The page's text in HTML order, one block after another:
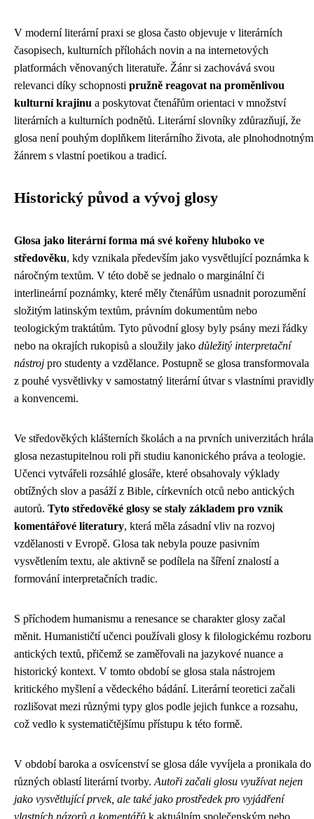
V moderní literární praxi se glosa často objevuje v literárních
časopisech, kulturních přílohách novin a na internetových
platformách věnovaných literatuře. Žánr si zachovává svou
relevanci díky schopnosti pružně reagovat na proměnlivou
kulturní krajinu a poskytovat čtenářům orientaci v množství
literárních a kulturních podnětů. Literární slovníky zdůrazňují, že
glosa není pouhým doplňkem literárního života, ale plnohodnotným
žánrem s vlastní poetikou a tradicí.
Historický původ a vývoj glosy
Glosa jako literární forma má své kořeny hluboko ve
středověku, kdy vznikala především jako vysvětlující poznámka k
náročným textům. V této době se jednalo o marginální či
interlineární poznámky, které měly čtenářům usnadnit porozumění
složitým latinským textům, právním dokumentům nebo
teologickým traktátům. Tyto původní glosy byly psány mezi řádky
nebo na okrajích rukopisů a sloužily jako důležitý interpretační
nástroj pro studenty a vzdělance. Postupně se glosa transformovala
z pouhé vysvětlivky v samostatný literární útvar s vlastními pravidly
a konvencemi.
Ve středověkých klášterních školách a na prvních univerzitách hrála
glosa nezastupitelnou roli při studiu kanonického práva a teologie.
Učenci vytvářeli rozsáhlé glosáře, které obsahovaly výklady
obtížných slov a pasáží z Bible, církevních otců nebo antických
autorů. Tyto středověké glosy se staly základem pro vznik
komentářové literatury, která měla zásadní vliv na rozvoj
vzdělanosti v Evropě. Glosa tak nebyla pouze pasivním
vysvětlením textu, ale aktivně se podílela na šíření znalostí a
formování interpretačních tradic.
S příchodem humanismu a renesance se charakter glosy začal
měnit. Humanističtí učenci používali glosy k filologickému rozboru
antických textů, přičemž se zaměřovali na jazykové nuance a
historický kontext. V tomto období se glosa stala nástrojem
kritického myšlení a vědeckého bádání. Literární teoretici začali
rozlišovat mezi různými typy glos podle jejich funkce a rozsahu,
což vedlo k systematičtějšímu přístupu k této formě.
V období baroka a osvícenství se glosa dále vyvíjela a pronikala do
různých oblastí literární tvorby. Autoři začali glosu využívat nejen
jako vysvětlující prvek, ale také jako prostředek pro vyjádření
vlastních názorů a komentářů k aktuálním společenským nebo